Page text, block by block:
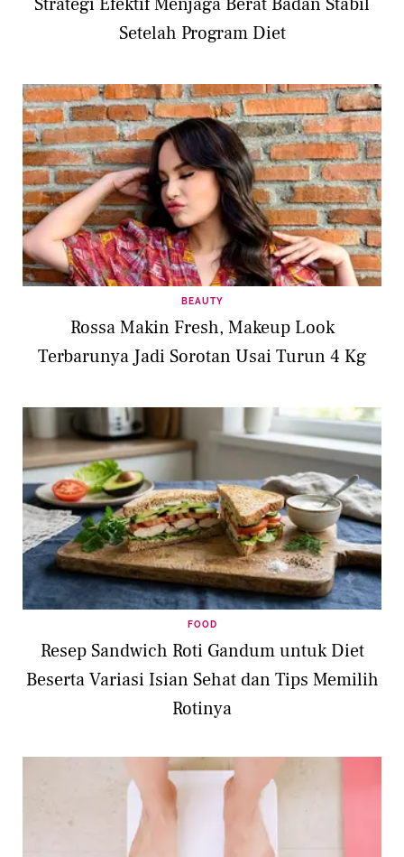
Setelah Program Diet
BEAUTY
Rossa Makin Fresh, Makeup Look
Terbarunya Jadi Sorotan Usai Turun 4 Kg
FOOD
Resep Sandwich Roti Gandum untuk Diet
Beserta Variasi Isian Sehat dan Tips Memilih
Rotinya